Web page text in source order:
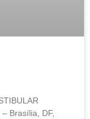
Brasília, DF,